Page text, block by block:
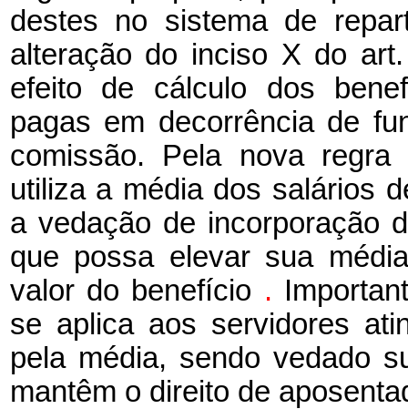
destes no sistema de
alteração do inciso X do
efeito de cálculo dos
pagas em decorrência de
comissão. Pela nova
utiliza a média dos salários
a vedação de incorporação
que possa elevar sua
valor do benefício .
se aplica aos servidores
pela média, sendo vedado
mantêm o direito de